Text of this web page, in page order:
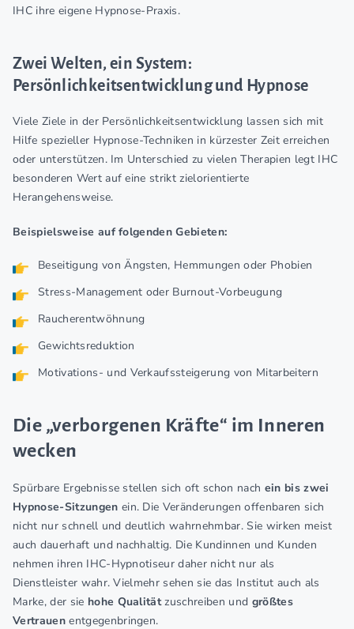
IHC ihre eigene Hypnose-Praxis.
Zwei Welten, ein System:
Persönlichkeitsentwicklung und Hypnose
Viele Ziele in der Persönlichkeitsentwicklung lassen sich mit
Hilfe spezieller Hypnose-Techniken in kürzester Zeit erreichen
oder unterstützen. Im Unterschied zu vielen Therapien legt IHC
besonderen Wert auf eine strikt zielorientierte
Herangehensweise.
Beispielsweise auf folgenden Gebieten:
Beseitigung von Ängsten, Hemmungen oder Phobien
Stress-Management oder Burnout-Vorbeugung
Raucherentwöhnung
Gewichtsreduktion
Motivations- und Verkaufssteigerung von Mitarbeitern
Die „verborgenen Kräfte“ im Inneren
wecken
Spürbare Ergebnisse stellen sich oft schon nach ein bis zwei
Hypnose-Sitzungen ein. Die Veränderungen offenbaren sich
nicht nur schnell und deutlich wahrnehmbar. Sie wirken meist
auch dauerhaft und nachhaltig. Die Kundinnen und Kunden
nehmen ihren IHC-Hypnotiseur daher nicht nur als
Dienstleister wahr. Vielmehr sehen sie das Institut auch als
Marke, der sie hohe Qualitätzuschreiben und größtes
Vertrauenentgegenbringen.